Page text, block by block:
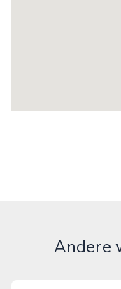
Andere